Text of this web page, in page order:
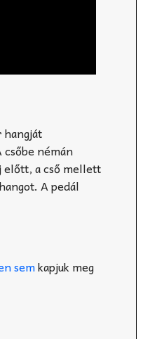
hangját
csőbe némán
előtt, a cső mellett
A pedál
semkapjuk meg